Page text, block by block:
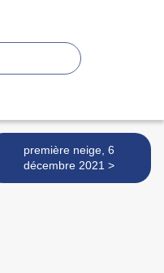
première neige, 6
décembre 2021 >